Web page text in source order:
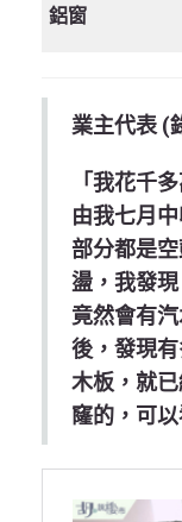
鋁窗
業主代表 (
「我花千
由我七月
部分都是
盪，我發
竟然會有
後，發現
木板，就
窿的，可以